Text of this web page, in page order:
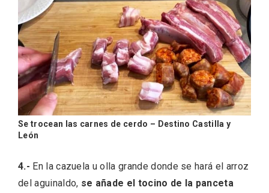
Se trocean las carnes de cerdo – Destino Castilla y
León
4.- En la cazuela u olla grande donde se hará el arroz
del aguinaldo, se añade el tocino de la panceta